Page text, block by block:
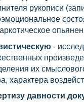
рукописи
-
их
характера
давности